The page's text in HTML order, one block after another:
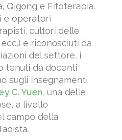
Qigong e Fitoterapia.
e operatori
cultori delle
e riconosciuti da
del settore, i
tenuti da docenti
sugli insegnamenti
C. Yuen, una delle
a livello
campo della